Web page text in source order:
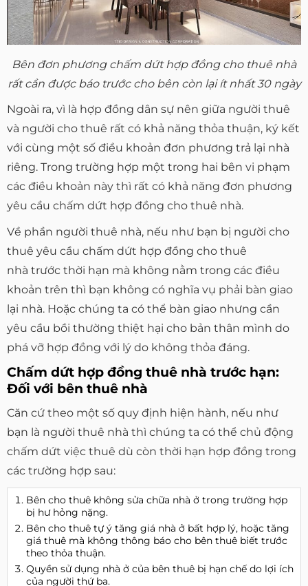
Bên đơn phương chấm dứt hợp đồng cho thuê nhà
rất cần được báo trước cho bên còn lại ít nhất 30 ngày
Ngoài ra, vì là hợp đồng dân sự nên giữa người thuê
và người cho thuê rất có khả năng thỏa thuận, ký kết
với cùng một số điều khoản đơn phương trả lại nhà
riêng. Trong trường hợp một trong hai bên vi phạm
các điều khoản này thì rất có khả năng đơn phương
yêu cầu chấm dứt hợp đồng cho thuê nhà.
Về phần người thuê nhà, nếu như bạn bị người cho
thuê yêu cầu chấm dứt hợp đồng cho thuê
nhà trước thời hạn mà không nằm trong các điều
khoản trên thì bạn không có nghĩa vụ phải bàn giao
lại nhà. Hoặc chúng ta có thể bàn giao nhưng cần
yêu cầu bồi thường thiệt hại cho bản thân mình do
phá vỡ hợp đồng với lý do không thỏa đáng.
Chấm dứt hợp đồng thuê nhà trước hạn:
Đối với bên thuê nhà
Căn cứ theo một số quy định hiện hành, nếu như
bạn là người thuê nhà thì chúng ta có thể chủ động
chấm dứt việc thuê dù còn thời hạn hợp đồng trong
các trường hợp sau:
Bên cho thuê không sửa chữa nhà ở trong trường hợp
bị hư hỏng nặng.
Bên cho thuê tự ý tăng giá nhà ở bất hợp lý, hoặc tăng
giá thuê mà không thông báo cho bên thuê biết trước
theo thỏa thuận.
Quyền sử dụng nhà ở của bên thuê bị hạn chế do lợi ích
của người thứ ba.